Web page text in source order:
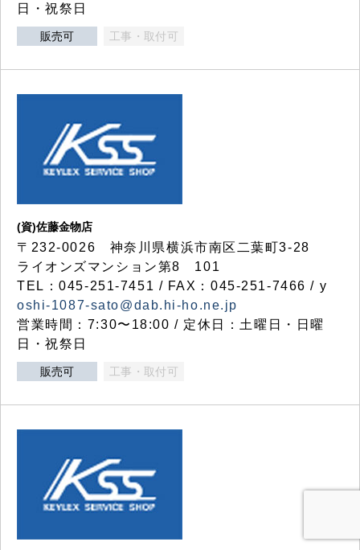
日・祝祭日
販売可 工事・取付可
(資)佐藤金物店
〒232-0026 神奈川県横浜市南区二葉町3-28
ライオンズマンション第8 101
TEL：045-251-7451 / FAX：045-251-7466 / y
oshi-1087-sato@dab.hi-ho.ne.jp
営業時間：7:30〜18:00 / 定休日：土曜日・日曜
日・祝祭日
販売可 工事・取付可